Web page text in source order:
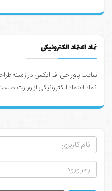
نماد اعتماد الکترونیکی
سایت پاور جی اف ایکس در زمینه
نماد اعتماد الکترونیکی از وزارت